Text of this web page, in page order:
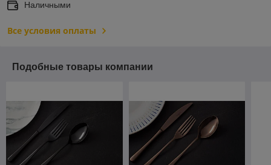
Наличными
Все условия оплаты
Подобные товары компании